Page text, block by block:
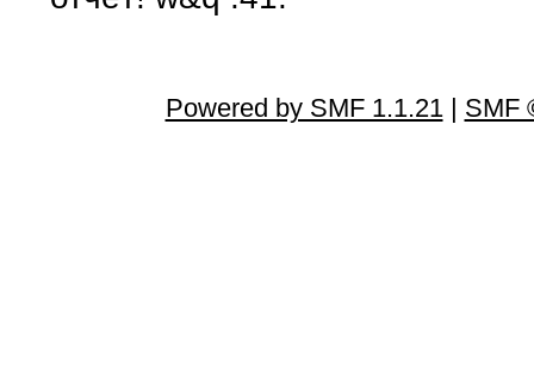
Powered by SMF 1.1.21| SMF